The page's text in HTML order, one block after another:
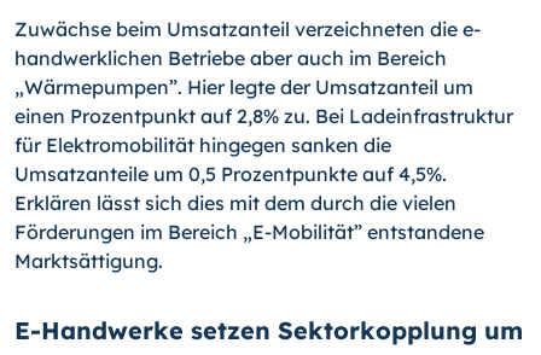
Zuwächse beim Umsatzanteil verzeichneten die e-
handwerklichen Betriebe aber auch im Bereich
„Wärmepumpen”. Hier legte der Umsatzanteil um
einen Prozentpunkt auf 2,8% zu. Bei Ladeinfrastruktur
für Elektromobilität hingegen sanken die
Umsatzanteile um 0,5 Prozentpunkte auf 4,5%.
Erklären lässt sich dies mit dem durch die vielen
Förderungen im Bereich „E-Mobilität” entstandene
Marktsättigung.
E-Handwerke setzen Sektorkopplung um